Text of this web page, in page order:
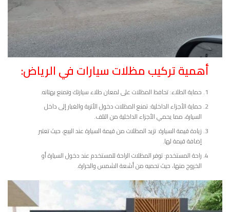
أهمية تركيب مظلات سيارات في الرياض:
حماية الطلاء: تحافظ المظلات على لمعان طلاء سيارتك وتمنع بهتانه.
حماية الأجزاء الداخلية: تمنع المظلات دخول الأتربة والغبار إلى داخل
السيارة، مما يحمي الأجزاء الداخلية من التلف.
زيادة قيمة السيارة: تزيد المظلات من قيمة السيارة عند البيع، حيث تعتبر
إضافة قيمة لها.
راحة المستخدم: توفر المظلات الراحة للمستخدم عند دخول السيارة أو
الخروج منها، حيث تحميه من أشعة الشمس والحرارة.